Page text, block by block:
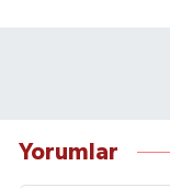
Yorumlar